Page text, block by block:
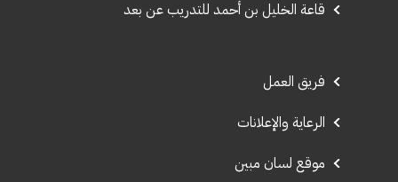
قاعة الخليل بن أحمد للتدريب عن بعد
فريق العمل
الرعاية والإعلانات
موقع لسان مبين